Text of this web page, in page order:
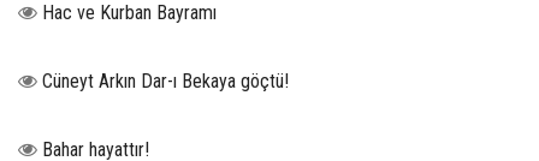
Hac ve Kurban Bayramı
Cüneyt Arkın Dar-ı Bekaya göçtü!
Bahar hayattır!